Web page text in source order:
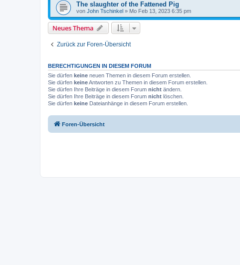
The slaughter of the Fattened Pig
von John Tschinkel » Mo Feb 13, 2023 6:35 pm
Neues Thema
Zurück zur Foren-Übersicht
BERECHTIGUNGEN IN DIESEM FORUM
Sie dürfen keine neuen Themen in diesem Forum erstellen.
Sie dürfen keineAntworten zu Themen in diesem Forum erstellen.
Sie dürfen Ihre Beiträge in diesem Forum nicht ändern.
Sie dürfen Ihre Beiträge in diesem Forum nicht löschen.
Sie dürfen keine Dateianhänge in diesem Forum erstellen.
Foren-Übersicht